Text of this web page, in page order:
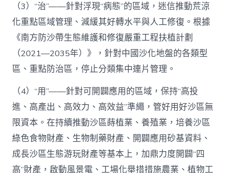
（3）“治”——針對浮現“病態”的區域，迷信推動荒涼
化重點區域管理、減緩其好轉水平與人工修復。根據
《南方防沙帶生態維護和修復嚴重工程扶植計劃
（2021—2035年）》，針對中國沙化地盤的各類型
區、重點防治區，停止分類集中連片管理。
（4）“用”——針對可開闢應用的區域，保持“高投
進、高產出、高效力、高效益”準繩，管好用好沙區無
限資本。在持續推動沙區蒔植業、養殖業，培養沙區
綠色食物財產、生物制藥財產、開闢應用砂基資料、
成長沙區生態游玩財產等基本上，加鼎力度開闢“四
高”財產，啟動風景電、工場化舉措措施農業、植物工